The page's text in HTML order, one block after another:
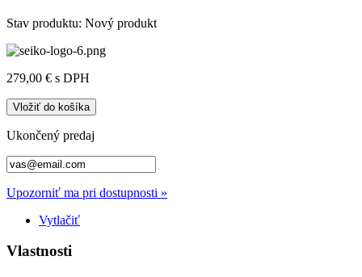
Stav produktu: Nový produkt
279,00 € s DPH
Vložiť do košíka
Ukončený predaj
Upozorniť ma pri dostupnosti »
Vytlačiť
Vlastnosti